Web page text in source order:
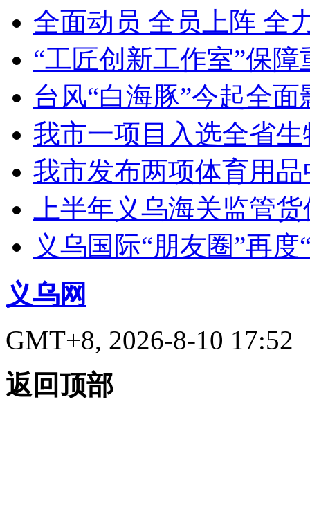
全面动员 全员上阵 全
“工匠创新工作室”保
台风“白海豚”今起全面
我市一项目入选全省
我市发布两项体育用
上半年义乌海关监管
义乌国际“朋友圈”再度
义乌网
GMT+8, 2026-8-10 17:52
返回顶部